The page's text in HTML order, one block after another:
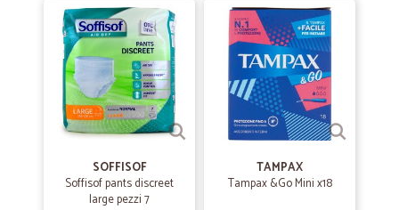
SOFFISOF
Soffisof pants discreet
large pezzi 7
TAMPAX
Tampax &Go Mini x18